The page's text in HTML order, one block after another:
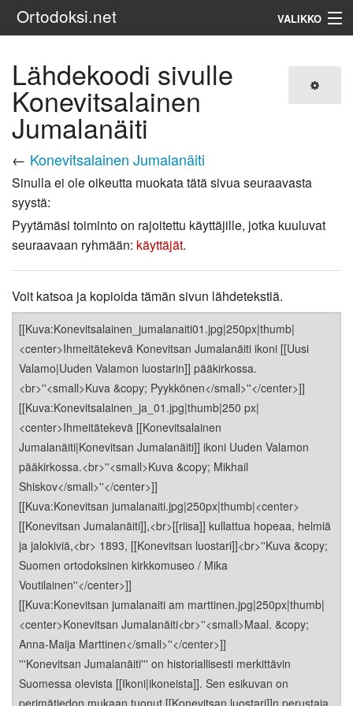
Ortodoksi.net VALIKKO
Haku
Lähdekoodi sivulle
Konevitsalainen
Jumalanäiti
← Konevitsalainen Jumalanäiti
Sinulla ei ole oikeutta muokata tätä sivua seuraavasta
syystä:
Pyytämäsi toiminto on rajoitettu käyttäjille, jotka kuuluvat
seuraavaan ryhmään: käyttäjät.
Voit katsoa ja kopioida tämän sivun lähdetekstiä.